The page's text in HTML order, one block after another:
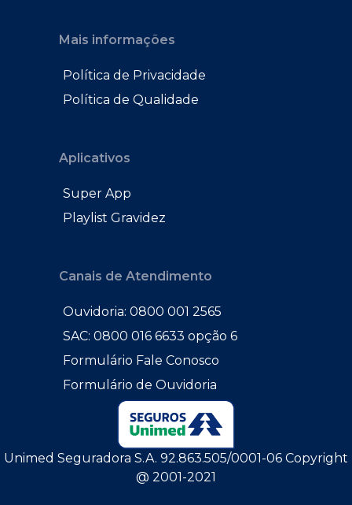
Mais informações
Política de Privacidade
Política de Qualidade
Aplicativos
Super App
Playlist Gravidez
Canais de Atendimento
Ouvidoria: 0800 001 2565
SAC: 0800 016 6633 opção 6
Formulário Fale Conosco
Formulário de Ouvidoria
Unimed Seguradora S.A. 92.863.505/0001-06 Copyright
@ 2001-2021